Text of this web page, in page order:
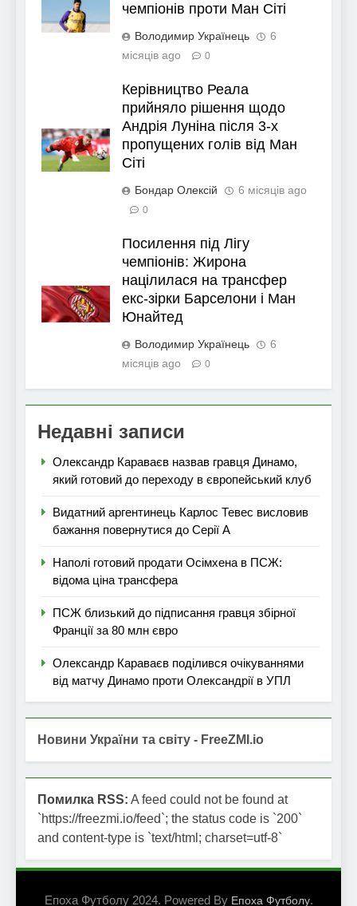
чемпіонів проти Ман Сіті
Володимир Українець
6
місяців ago
0
Керівництво Реала
прийняло рішення щодо
Андрія Луніна після 3-х
пропущених голів від Ман
Сіті
Бондар Олексій 6 місяців ago
0
Посилення під Лігу
чемпіонів: Жирона
націлилася на трансфер
екс-зірки Барселони і Ман
Юнайтед
Володимир Українець
6
місяців ago
0
Недавні записи
Олександр Караваєв назвав гравця Динамо,
який готовий до переходу в європейський клуб
Видатний аргентинець Карлос Тевес висловив
бажання повернутися до Серії А
Наполі готовий продати Осімхена в ПСЖ:
відома ціна трансфера
ПСЖ близький до підписання гравця збірної
Франції за 80 млн євро
Олександр Караваєв поділився очікуваннями
від матчу Динамо проти Олександрії в УПЛ
Новини України та світу - FreeZMI.io
Помилка RSS: A feed could not be found at
`https://freezmi.io/feed`; the status code is `200`
and content-type is `text/html; charset=utf-8`
Епоха Футболу 2024. Powered By Епоха Футболу.